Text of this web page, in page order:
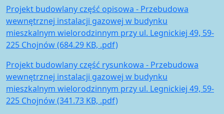
Projekt budowlany część opisowa - Przebudowa
wewnętrznej instalacji gazowej w budynku
mieszkalnym wielorodzinnym przy ul. Legnickiej 49, 59-
225 Chojnów (684.29 KB, .pdf)
Projekt budowlany część rysunkowa - Przebudowa
wewnętrznej instalacji gazowej w budynku
mieszkalnym wielorodzinnym przy ul. Legnickiej 49, 59-
225 Chojnów (341.73 KB, .pdf)